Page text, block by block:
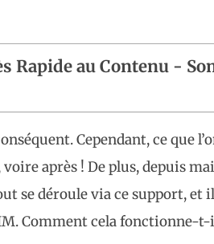
Rapide au Contenu -
Cependant, ce que
voire après ! De plus, depuis
se déroule via ce support, et
Comment cela fonctionne-